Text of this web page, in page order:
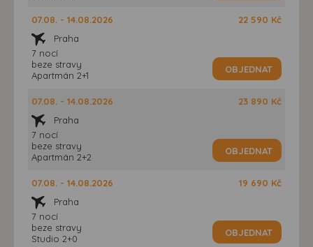
07.08. - 14.08.2026
Praha
7 nocí
beze stravy
Apartmán 2+1
22 590 Kč
OBJEDNAT
07.08. - 14.08.2026
Praha
7 nocí
beze stravy
Apartmán 2+2
23 890 Kč
OBJEDNAT
07.08. - 14.08.2026
Praha
7 nocí
beze stravy
Studio 2+0
19 690 Kč
OBJEDNAT